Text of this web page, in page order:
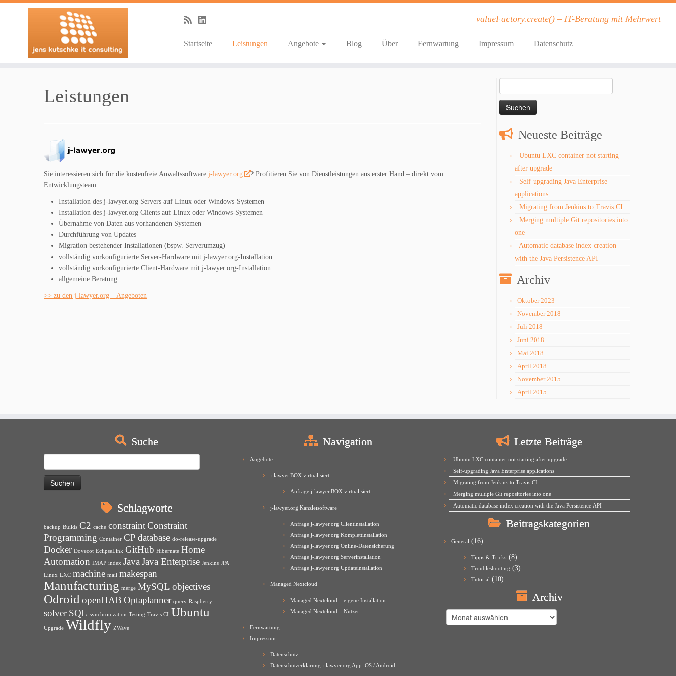
valueFactory.create() – IT-Beratung mit Mehrwert
Startseite Leistungen Angebote Blog Über Fernwartung Impressum Datenschutz
Leistungen
Sie interessieren sich für die kostenfreie Anwaltssoftware j-lawyer.org
? Profitieren Sie von Dienstleistungen aus erster Hand – direkt vom
Entwicklungsteam:
Installation des j-lawyer.org Servers auf Linux oder Windows-Systemen
Installation des j-lawyer.org Clients auf Linux oder Windows-Systemen
Übernahme von Daten aus vorhandenen Systemen
Durchführung von Updates
Migration bestehender Installationen (bspw. Serverumzug)
vollständig vorkonfigurierte Server-Hardware mit j-lawyer.org-Installation
vollständig vorkonfigurierte Client-Hardware mit j-lawyer.org-Installation
allgemeine Beratung
>> zu den j-lawyer.org – Angeboten
nach:
Neueste Beiträge
Ubuntu LXC container not starting
after upgrade
Self-upgrading Java Enterprise
applications
Migrating from Jenkins to Travis CI
Merging multiple Git repositories into
one
Automatic database index creation
with the Java Persistence API
Archiv
Oktober 2023
November 2018
Juli 2018
Juni 2018
Mai 2018
April 2018
November 2015
April 2015
Suche
nach:
Schlagworte
backup Builds C2 cache constraintConstraint
Programming Container CP database do-release-upgrade
Docker Dovecot EclipseLink GitHub Hibernate Home
Automation IMAP index Java Java Enterprise Jenkins JPA
Linux LXC machine mail makespan
Manufacturing merge MySQL objectives
Odroid openHAB Optaplanner query Raspberry
solver SQL synchronization Testing Travis CI Ubuntu
Upgrade Wildfly ZWave
Navigation
Angebote
j-lawyer.BOX virtualisiert
Anfrage j-lawyer.BOX virtualisiert
j-lawyer.org Kanzleisoftware
Anfrage j-lawyer.org Clientinstallation
Anfrage j-lawyer.org Komplettinstallation
Anfrage j-lawyer.org Online-Datensicherung
Anfrage j-lawyer.org Serverinstallation
Anfrage j-lawyer.org Updateinstallation
Managed Nextcloud
Managed Nextcloud – eigene Installation
Managed Nextcloud – Nutzer
Fernwartung
Impressum
Datenschutz
Datenschutzerklärung j-lawyer.org App iOS / Android
Letzte Beiträge
Ubuntu LXC container not starting after upgrade
Self-upgrading Java Enterprise applications
Migrating from Jenkins to Travis CI
Merging multiple Git repositories into one
Automatic database index creation with the Java Persistence API
Beitragskategorien
General (16)
Tipps & Tricks (8)
Troubleshooting (3)
Tutorial (10)
Archiv
Archiv